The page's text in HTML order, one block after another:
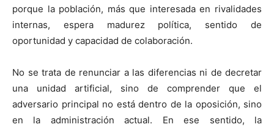
porque la población, más que interesada en rivalidades
internas, espera madurez política, sentido de
oportunidad y capacidad de colaboración.
No se trata de renunciar a las diferencias ni de decretar
una unidad artificial, sino de comprender que el
adversario principal no está dentro de la oposición, sino
en la administración actual. En ese sentido, la